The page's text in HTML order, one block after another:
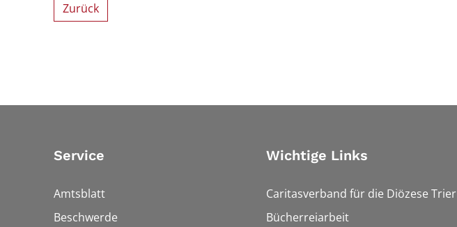
Zurück
Service
Amtsblatt
Beschwerde
Wichtige Links
Caritasverband für die Diözese Trier
Bücherreiarbeit